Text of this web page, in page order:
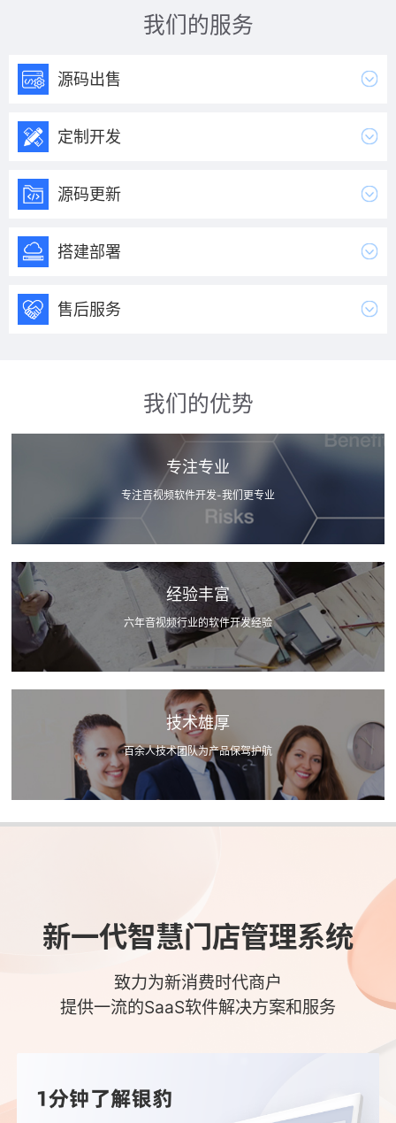
我们的服务
源码出售
定制开发
源码更新
搭建部署
售后服务
我们的优势
专注专业
专注音视频软件开发-我们更专业
经验丰富
六年音视频行业的软件开发经验
技术雄厚
百余人技术团队为产品保驾护航
新一代智慧门店管理系统
致力为新消费时代商户
提供一流的SaaS软件解决方案和服务